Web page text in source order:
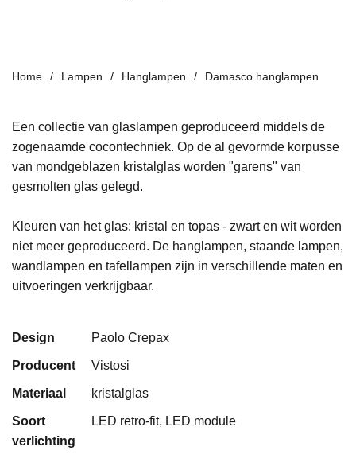
Home Lampen Hanglampen Damasco hanglampen
Een collectie van glaslampen geproduceerd middels de
zogenaamde cocontechniek. Op de al gevormde korpusse
van mondgeblazen kristalglas worden "garens" van
gesmolten glas gelegd.
Kleuren van het glas: kristal en topas - zwart en wit worden
niet meer geproduceerd. De hanglampen, staande lampen,
wandlampen en tafellampen zijn in verschillende maten en
uitvoeringen verkrijgbaar.
Design Paolo Crepax
Producent Vistosi
Materiaal kristalglas
Soort
verlichting
LED retro-fit, LED module